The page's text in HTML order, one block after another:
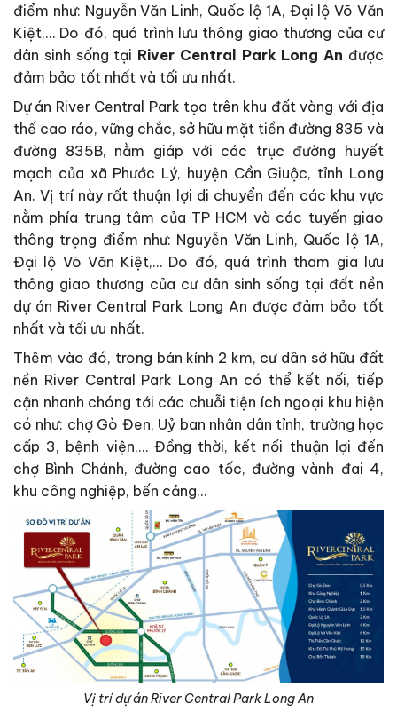
điểm như: Nguyễn Văn Linh, Quốc lộ 1A, Đại lộ Võ Văn
Kiệt,… Do đó, quá trình lưu thông giao thương của cư
dân sinh sống tại River Central Park Long An được
đảm bảo tốt nhất và tối ưu nhất.
Dự án River Central Park tọa trên khu đất vàng với địa
thế cao ráo, vững chắc, sở hữu mặt tiền đường 835 và
đường 835B, nằm giáp với các trục đường huyết
mạch của xã Phước Lý, huyện Cần Giuộc, tỉnh Long
An. Vị trí này rất thuận lợi di chuyển đến các khu vực
nằm phía trung tâm của TP HCM và các tuyến giao
thông trọng điểm như: Nguyễn Văn Linh, Quốc lộ 1A,
Đại lộ Võ Văn Kiệt,… Do đó, quá trình tham gia lưu
thông giao thương của cư dân sinh sống tại đất nền
dự án River Central Park Long An được đảm bảo tốt
nhất và tối ưu nhất.
Thêm vào đó, trong bán kính 2 km, cư dân sở hữu đất
nền River Central Park Long An có thể kết nối, tiếp
cận nhanh chóng tới các chuỗi tiện ích ngoại khu hiện
có như: chợ Gò Đen, Uỷ ban nhân dân tỉnh, trường học
cấp 3, bệnh viện,… Đồng thời, kết nối thuận lợi đến
chợ Bình Chánh, đường cao tốc, đường vành đai 4,
khu công nghiệp, bến cảng…
Vị trí dự án River Central Park Long An